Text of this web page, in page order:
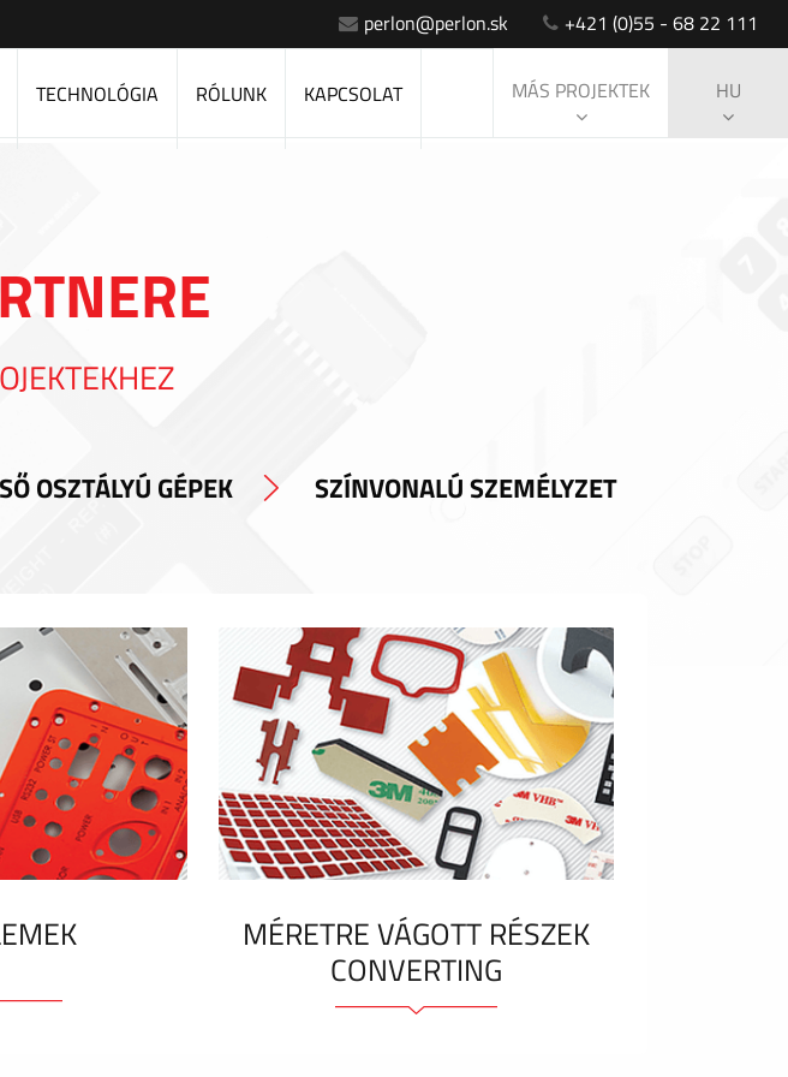
perlon@perlon.sk +421 (0)55 - 68 22 111
TECHNOLÓGIA RÓLUNK KAPCSOLAT MÁS PROJEKTEK HU
OSZTÁLYÚ GÉPEK SZÍNVONALÚ SZEMÉLYZET
MÉRETRE VÁGOTT RÉSZEK
CONVERTING